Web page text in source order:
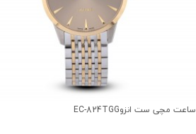
ساعت مچی ست انزوEC-824TGG